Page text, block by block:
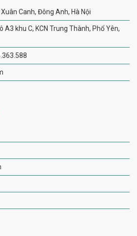
Canh, Đông Anh, Hà Nội
A3 khu C, KCN Trung Thành, Phổ Yên,